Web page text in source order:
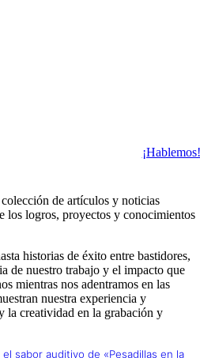
¡Hablemos!
de artículos y noticias
los logros, proyectos y conocimientos
historias de éxito entre bastidores,
de nuestro trabajo y el impacto que
mientras nos adentramos en las
nuestra experiencia y
la creatividad en la grabación y
sabor auditivo de «Pesadillas en la